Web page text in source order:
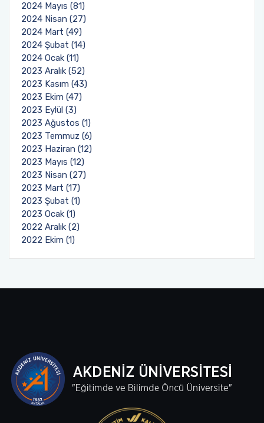
2024 Mayıs (81)
2024 Nisan (27)
2024 Mart (49)
2024 Şubat (14)
2024 Ocak (11)
2023 Aralık (52)
2023 Kasım (43)
2023 Ekim (47)
2023 Eylül (3)
2023 Ağustos (1)
2023 Temmuz (6)
2023 Haziran (12)
2023 Mayıs (12)
2023 Nisan (27)
2023 Mart (17)
2023 Şubat (1)
2023 Ocak (1)
2022 Aralık (2)
2022 Ekim (1)